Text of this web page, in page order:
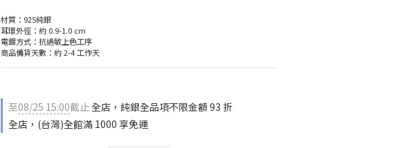
材質：925純銀
耳環外徑：約 0.9-1.0 cm
電鍍方式：抗過敏上色工序
商品備貨天數：約 2-4 工作天
至08/25 15:00截止全店，純銀全品項不限金額 93 折
全店，(台灣)全館滿 1000 享免運